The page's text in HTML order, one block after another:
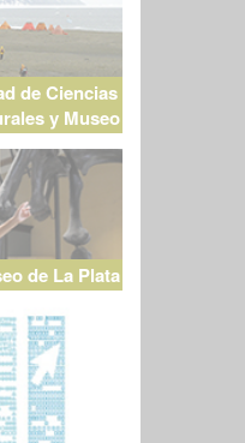
de Ciencias
y Museo
de La Plata